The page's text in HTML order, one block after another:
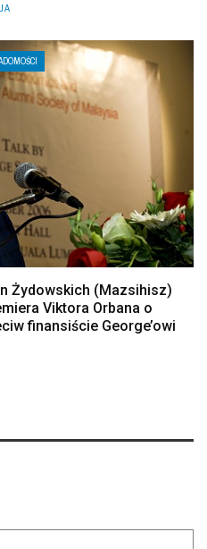
Żydowskich (Mazsihisz)
Viktora Orbana o
finansiście George’owi